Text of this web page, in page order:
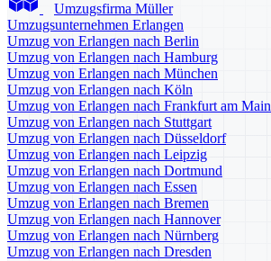
Umzugsfirma Müller
Umzugsunternehmen Erlangen
Umzug von Erlangen nach Berlin
Umzug von Erlangen nach Hamburg
Umzug von Erlangen nach München
Umzug von Erlangen nach Köln
Umzug von Erlangen nach Frankfurt am Main
Umzug von Erlangen nach Stuttgart
Umzug von Erlangen nach Düsseldorf
Umzug von Erlangen nach Leipzig
Umzug von Erlangen nach Dortmund
Umzug von Erlangen nach Essen
Umzug von Erlangen nach Bremen
Umzug von Erlangen nach Hannover
Umzug von Erlangen nach Nürnberg
Umzug von Erlangen nach Dresden